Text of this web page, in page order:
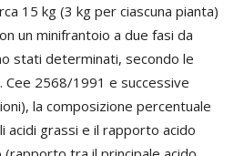
15 kg (3 kg per ciascuna pianta)
un minifrantoio a due fasi da
stati determinati, secondo le
Cee 2568/1991 e successive
la composizione percentuale
acidi grassi e il rapporto acido